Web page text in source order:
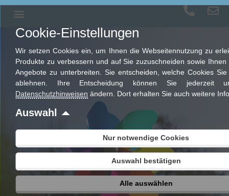
Cookie-Einstellungen
Wir setzen Cookies ein, um Ihnen die Webseitennutzung zu
Produkte zu verbessern und auf Sie zuzuschneiden sowie Ihnen
Angebote zu unterbreiten. Sie entscheiden, welche Cookies
ablehnen. Ihre Entscheidung können Sie jederzeit
Datenschutzhinweisen ändern. Dort erhalten Sie auch weitere
Auswahl
Nur notwendige Cookies
Auswahl bestätigen
Alle auswählen